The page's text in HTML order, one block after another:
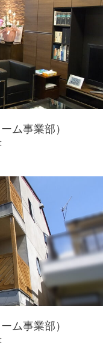
ム事業部）
ム事業部）